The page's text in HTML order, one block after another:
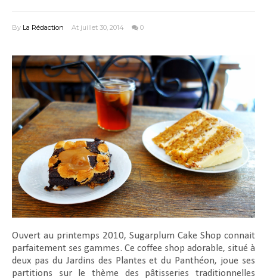
By La Rédaction At juillet 30, 2014 0
Ouvert au printemps 2010, Sugarplum Cake Shop connait
parfaitement ses gammes. Ce coffee shop adorable, situé à
deux pas du Jardins des Plantes et du Panthéon, joue ses
partitions sur le thème des pâtisseries traditionnelles